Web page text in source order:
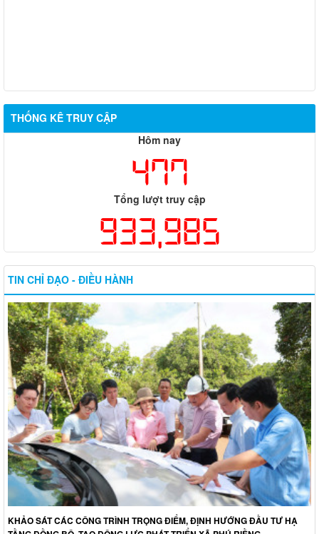
THỐNG KÊ TRUY CẬP
Hôm nay
477
Tổng lượt truy cập
933,985
TIN CHỈ ĐẠO - ĐIỀU HÀNH
KHẢO SÁT CÁC CÔNG TRÌNH TRỌNG ĐIỂM, ĐỊNH HƯỚNG ĐẦU TƯ HẠ